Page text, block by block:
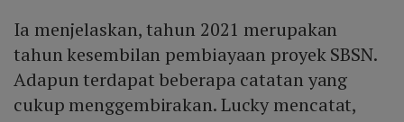
Ia menjelaskan, tahun 2021 merupakan
tahun kesembilan pembiayaan proyek SBSN.
Adapun terdapat beberapa catatan yang
cukup menggembirakan. Lucky mencatat,